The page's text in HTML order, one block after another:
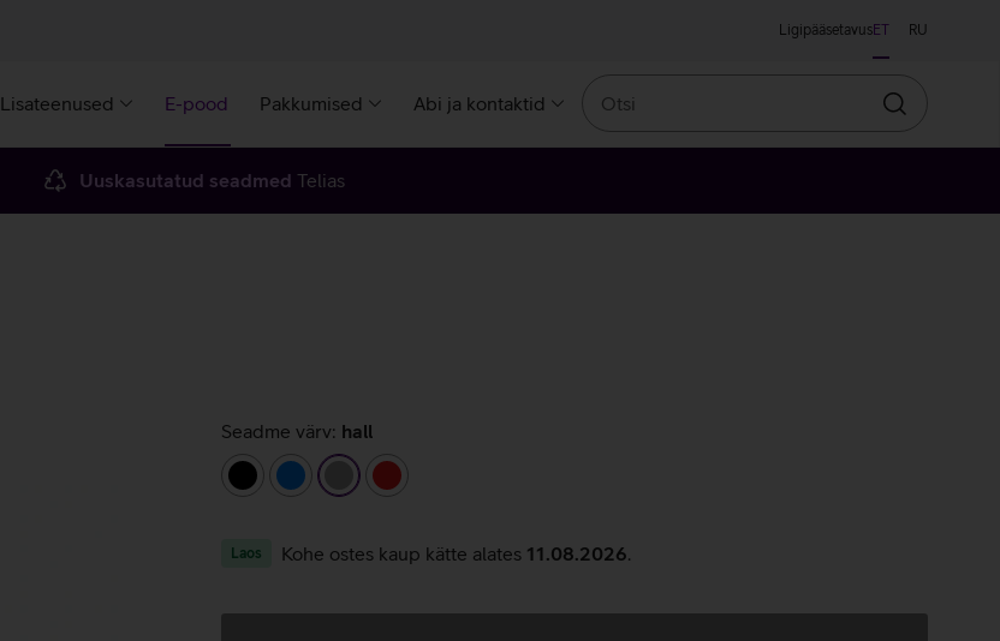
LigipääsetavusET RU
Lisateenused E-pood Pakkumised Abi ja kontaktid
Otsin
Uuskasutatud seadmed Telias
Seadme värv: hall
must
sinine hall punane
Laos Kohe ostes kaup kätte alates 11.08.2026